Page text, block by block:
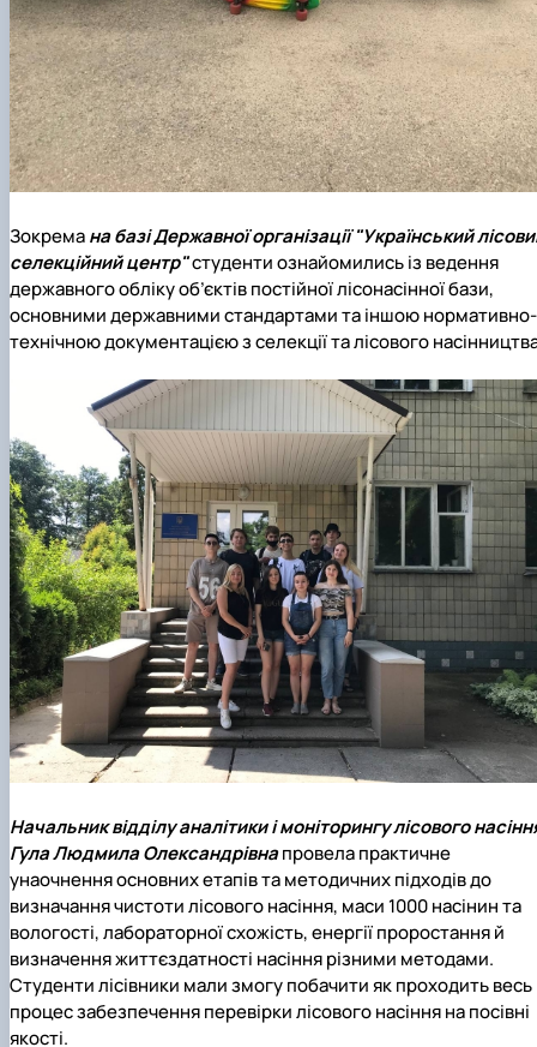
Зокремана базі Державної організації "Український
селекційний центр"студенти ознайомились із ведення
державного обліку об’єктів постійної лісонасінної бази,
основними державними стандартами та іншою нормативно-
технічною документацією з селекції та лісового
Начальник відділу аналітики і моніторингу лісового
Гула Людмила Олександрівнапровела практичне
унаочнення основних етапів та методичних підходів до
визначання чистоти лісового насіння, маси 1000 насінин та
вологості, лабораторної схожість, енергії проростання й
визначення життєздатності насіння різними методами.
Студенти лісівники мали змогу побачити як проходить весь
процес забезпечення перевірки лісового насіння на посівні
якості.